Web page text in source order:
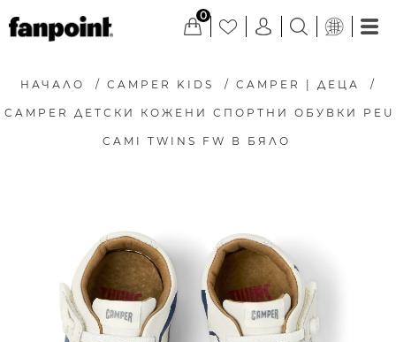
0
НАЧАЛО / CAMPER KIDS / CAMPER | ДЕЦА /
CAMPER ДЕТСКИ КОЖЕНИ СПОРТНИ ОБУВКИ PEU
CAMI TWINS FW В БЯЛО